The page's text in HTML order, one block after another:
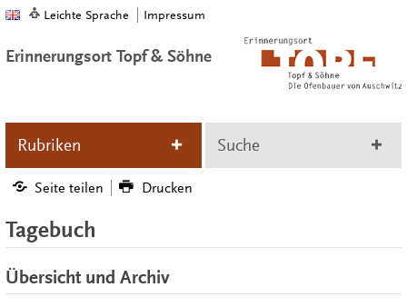
Leichte Sprache Impressum
Erinnerungsort Topf & Söhne
Rubriken Suche
Seite teilen Drucken
Tagebuch
Übersicht und Archiv